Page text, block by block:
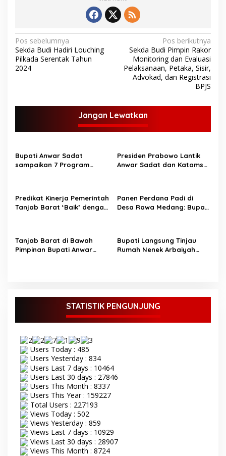
N
a
v
s
p
o
Pos sebelumnya
Sekda Budi Hadiri Louching
Pilkada Serentak Tahun
2024
Pos berikutnya
Sekda Budi Pimpin Rakor
Monitoring dan Evaluasi
Pelaksanaan, Petaka, Sisir,
Advokad, dan Registrasi
BPJS
Jangan Lewatkan
Bupati Anwar Sadat
sampaikan 7 Program
Presiden Prabowo Lantik
Anwar Sadat dan Katamso
Predikat Kinerja Pemerintah
Tanjab Barat ‘Baik’ dengan
Panen Perdana Padi di
Desa Rawa Medang: Bupati
Tanjab Barat di Bawah
Pimpinan Bupati Anwar
Bupati Langsung Tinjau
Rumah Nenek Arbaiyah
STATISTIK PENGUNJUNG
Users Today : 485
Users Yesterday : 834
Users Last 7 days : 10464
Users Last 30 days : 27846
Users This Month : 8337
Users This Year : 159227
Total Users : 227193
Views Today : 502
Views Yesterday : 859
Views Last 7 days : 10929
Views Last 30 days : 28907
Views This Month : 8724